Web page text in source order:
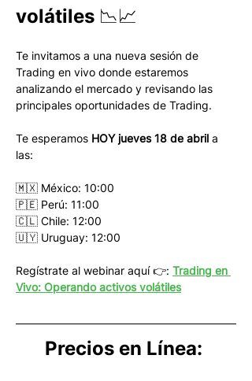
volátiles 📉📈
Te invitamos a una nueva sesión de
Trading en vivo donde estaremos
analizando el mercado y revisando las
principales oportunidades de Trading.
Te esperamos HOY jueves 18 de abril a
las:
🇲🇽 México: 10:00
🇵🇪 Perú: 11:00
🇨🇱 Chile: 12:00
🇺🇾 Uruguay: 12:00
Regístrate al webinar aquí 👉: Trading en
Vivo: Operando activos volátiles
Precios en Línea: